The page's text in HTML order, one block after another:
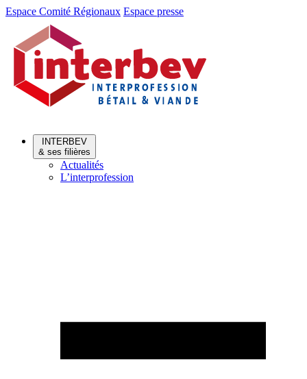
Aller
Aller
contenu
Espace Comité Régionaux Espace presse
INTERBEV
& ses filières
Actualités
L’interprofession